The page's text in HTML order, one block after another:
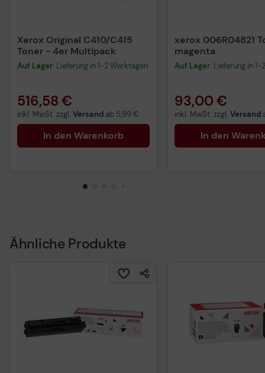
Xerox Original C410/C415
Toner - 4er Multipack
Auf Lager: Lieferung in 1-2 Werktagen
516,58 €
inkl. MwSt. zzgl. Versand ab 5,99 €
In den Warenkorb
xerox 006R04821
magenta
Auf Lager: Lieferung in
93,00 €
inkl. MwSt. zzgl. Versand
In den
Ähnliche Produkte